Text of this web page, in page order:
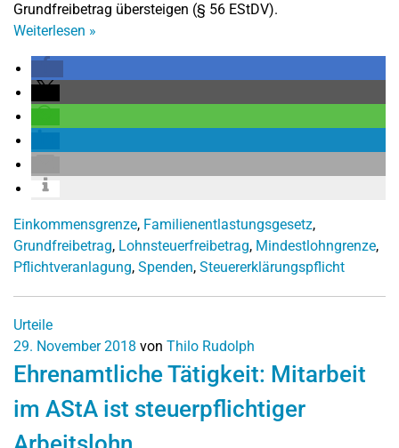
Grundfreibetrag übersteigen (§ 56 EStDV).
Weiterlesen »
Einkommensgrenze, Familienentlastungsgesetz,
Grundfreibetrag, Lohnsteuerfreibetrag, Mindestlohngrenze,
Pflichtveranlagung, Spenden, Steuererklärungspflicht
Urteile
29. November 2018 von Thilo Rudolph
Ehrenamtliche Tätigkeit: Mitarbeit
im AStA ist steuerpflichtiger